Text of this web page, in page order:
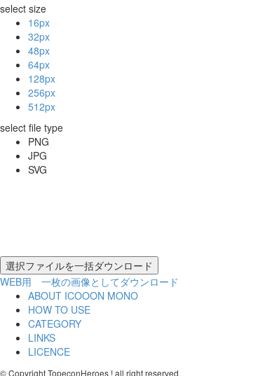
select size
16px
32px
48px
64px
128px
256px
512px
select file type
PNG
JPG
SVG
WEB用 一枚の画像としてダウンロード
ABOUT ICOOON MONO
HOW TO USE
CATEGORY
LINKS
LICENCE
© Copyright TopeconHeroes ! all right reserved.